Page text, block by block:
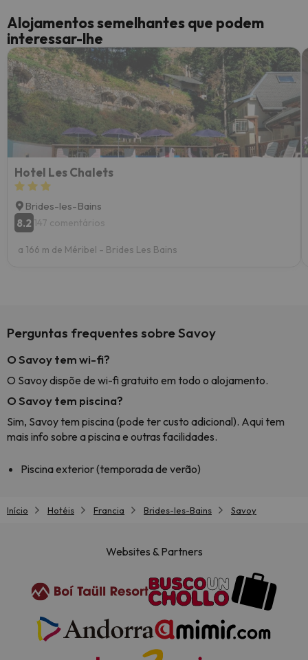
Alojamentos semelhantes que podem
interessar-lhe
Hotel Les Chalets
Brides-les-Bains
8.2 147 comentários
a 166 m de Méribel - Brides Les Bains
Perguntas frequentes sobre Savoy
O Savoy tem wi-fi?
O Savoy dispõe de wi-fi gratuito em todo o alojamento.
O Savoy tem piscina?
Sim, Savoy tem piscina (pode ter custo adicional). Aqui tem
mais info sobre a piscina e outras facilidades.
Piscina exterior (temporada de verão)
Início Hotéis Francia Brides-les-Bains Savoy
Websites & Partners